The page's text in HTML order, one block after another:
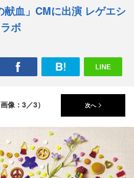
t
e
血」CMに出演 レゲエシ
ボ
画像：3／3） 次へ